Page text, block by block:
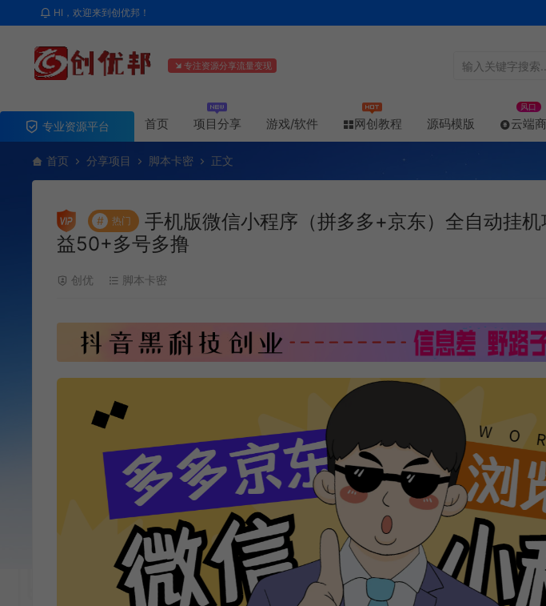
HI，欢迎来到创优邦！
专注资源分享流量变现
专业资源平台 首页 项目分享 游戏/软件 网创教程 源码模版 云端
风口
首页 分享项目 脚本卡密 正文
# 热门
手机版微信小程序（拼多多+京东）全自动挂
益50+多号多撸
创优 脚本卡密